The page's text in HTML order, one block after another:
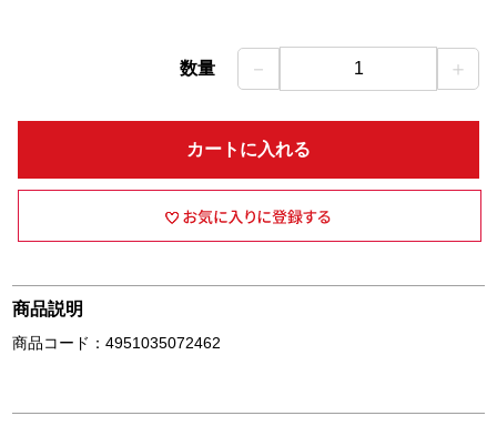
数量 － 1 ＋
カートに入れる
商品説明
商品コード：4951035072462